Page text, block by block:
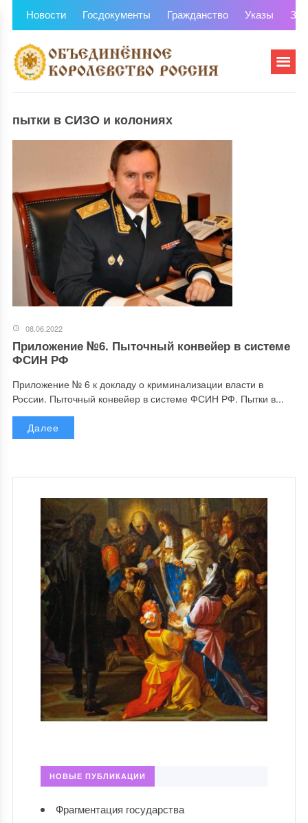
Новости Госдокументы Гражданство Указы
пытки в СИЗО и колониях
08.06.2022
Приложение №6. Пыточный конвейер в системе
ФСИН РФ
Приложение № 6 к докладу о криминализации власти в
России. Пыточный конвейер в системе ФСИН РФ. Пытки в...
Далее
НОВЫЕ ПУБЛИКАЦИИ
Фрагментация государства